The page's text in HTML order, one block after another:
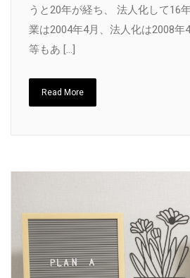
うと20年が経ち、 法人化して16
業は2004年4月、法人化は2008年
等もあ […]
Read More